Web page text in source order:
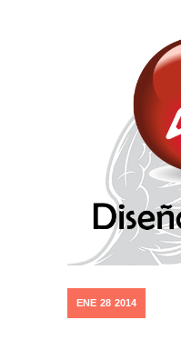
ENE 28 2014